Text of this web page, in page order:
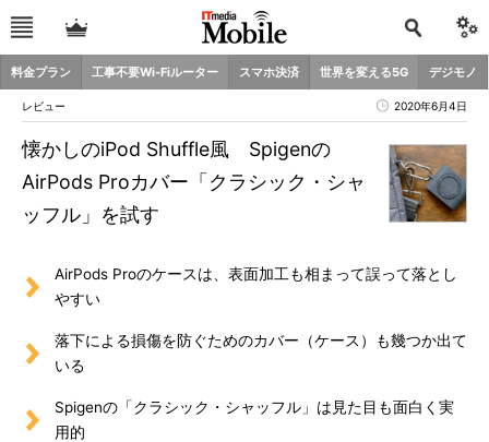
料金プラン 工事不要Wi-Fiルーター スマホ決済 世界を変える5G デジモノ
レビュー 2020年6月4日
懐かしのiPod Shuffle風 Spigenの
AirPods Proカバー「クラシック・シャ
ッフル」を試す
AirPods Proのケースは、表面加工も相まって誤って落とし
やすい
落下による損傷を防ぐためのカバー（ケース）も幾つか出て
いる
Spigenの「クラシック・シャッフル」は見た目も面白く実
用的